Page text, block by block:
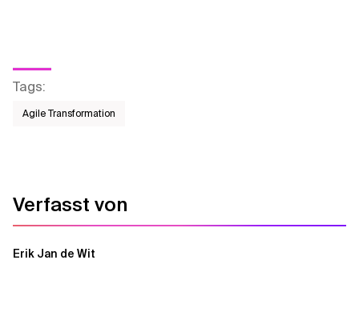
Tags:
Agile Transformation
Verfasst von
Erik Jan de Wit